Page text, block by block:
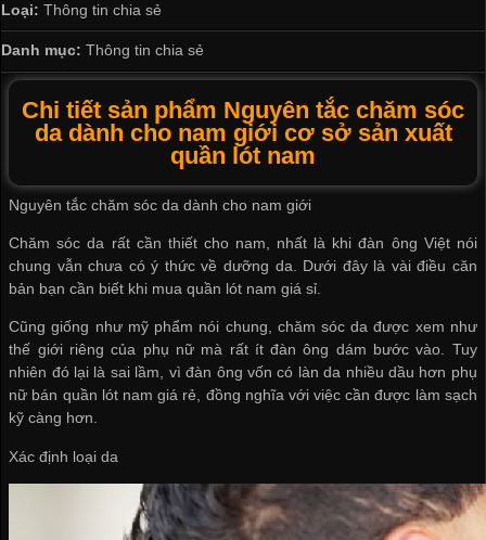
Loại: Thông tin chia sẻ
Danh mục: Thông tin chia sẻ
Chi tiết sản phẩm Nguyên tắc chăm sóc
da dành cho nam giới cơ sở sản xuất
quần lót nam
Nguyên tắc chăm sóc da dành cho nam giới
Chăm sóc da rất cần thiết cho nam, nhất là khi đàn ông Việt nói
chung vẫn chưa có ý thức về dưỡng da. Dưới đây là vài điều căn
bản bạn cần biết khi mua quần lót nam giá sỉ
Cũng giống như mỹ phẩm nói chung, chăm sóc da được xem như
thế giới riêng của phụ nữ mà rất ít đàn ông dám bước vào. Tuy
nhiên đó lại là sai lầm, vì đàn ông vốn có làn da nhiều dầu hơn phụ
nữ bán quần lót nam giá rẻ, đồng nghĩa với việc cần được làm sạch
kỹ càng hơn.
Xác định loại da